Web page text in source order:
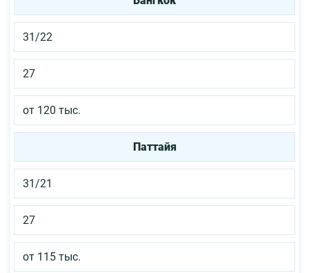
31/22
27
от 120 тыс.
Паттайя
31/21
27
от 115 тыс.